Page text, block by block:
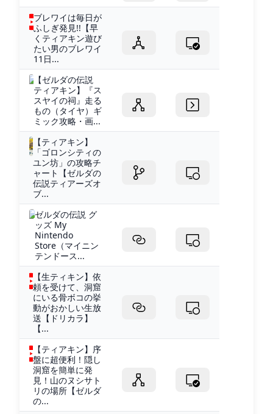
ブレワイは毎日が
ふしぎ発見!!【早
くティアキン遊び
たい男のブレワイ
11日...
【ゼルダの伝説
ティアキン】『ス
スヤイの祠』走る
もの（タイヤ）ギ
ミック攻略・画...
【ティアキン】
「ゴロンシティの
ユン坊」の攻略チ
ャート【ゼルダの
伝説ティアーズオ
ブ...
ゼルダの伝説 グ
ッズ My
Nintendo
Store（マイニン
テンドース...
【生ティキン】依
頼を受けて、洞窟
にいる骨ボコの挙
動がおかしい生放
送【ドリカラ】
【...
【ティアキン】序
盤に超便利！隠し
洞窟を簡単に発
見！山のヌシサト
リの場所【ゼルダ
の...